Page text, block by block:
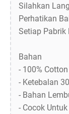
Silahkan
Perhatikan
Setiap Pabrik
Bahan
- 100%
- Ketebalan
- Bahan
- Cocok